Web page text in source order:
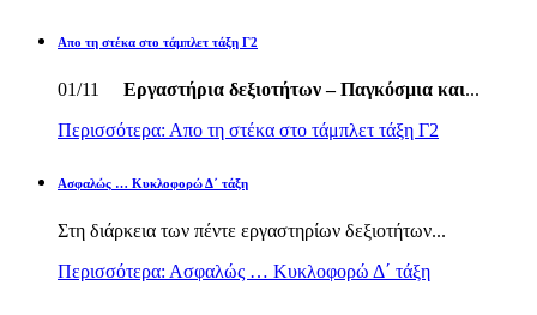
Απο τη στέκα στο τάμπλετ τάξη Γ2
01/11 Εργαστήρια δεξιοτήτων – Παγκόσμια και...
Περισσότερα: Απο τη στέκα στο τάμπλετ τάξη Γ2
Ασφαλώς … Κυκλοφορώ Δ΄ τάξη
Στη διάρκεια των πέντε εργαστηρίων δεξιοτήτων...
Περισσότερα: Ασφαλώς … Κυκλοφορώ Δ΄ τάξη